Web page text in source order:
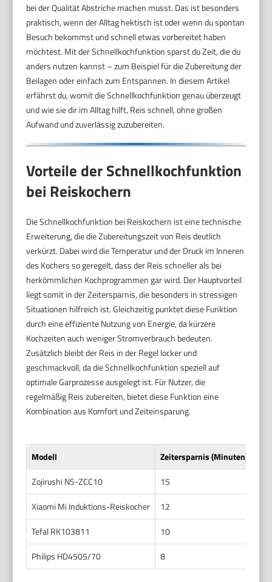
bei der Qualität Abstriche machen musst. Das ist besonders
praktisch, wenn der Alltag hektisch ist oder wenn du spontan
Besuch bekommst und schnell etwas vorbereitet haben
möchtest. Mit der Schnellkochfunktion sparst du Zeit, die du
anders nutzen kannst – zum Beispiel für die Zubereitung der
Beilagen oder einfach zum Entspannen. In diesem Artikel
erfährst du, womit die Schnellkochfunktion genau überzeugt
und wie sie dir im Alltag hilft, Reis schnell, ohne großen
Aufwand und zuverlässig zuzubereiten.
Vorteile der Schnellkochfunktion
bei Reiskochern
Die Schnellkochfunktion bei Reiskochern ist eine technische
Erweiterung, die die Zubereitungszeit von Reis deutlich
verkürzt. Dabei wird die Temperatur und der Druck im Inneren
des Kochers so geregelt, dass der Reis schneller als bei
herkömmlichen Kochprogrammen gar wird. Der Hauptvorteil
liegt somit in der Zeitersparnis, die besonders in stressigen
Situationen hilfreich ist. Gleichzeitig punktet diese Funktion
durch eine effiziente Nutzung von Energie, da kürzere
Kochzeiten auch weniger Stromverbrauch bedeuten.
Zusätzlich bleibt der Reis in der Regel locker und
geschmackvoll, da die Schnellkochfunktion speziell auf
optimale Garprozesse ausgelegt ist. Für Nutzer, die
regelmäßig Reis zubereiten, bietet diese Funktion eine
Kombination aus Komfort und Zeiteinsparung.
Modell Zeitersparnis (Minuten)
Zojirushi NS-ZCC10
15
Xiaomi Mi Induktions-Reiskocher
12
Tefal RK103811
10
Philips HD4505/70
8